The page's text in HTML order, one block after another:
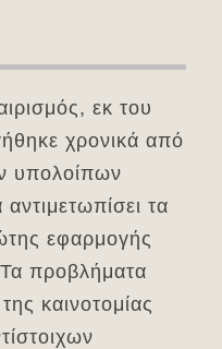
εκ του
χρονικά από
υπολοίπων
τα
εφαρμογής
προβλήματα
καινοτομίας